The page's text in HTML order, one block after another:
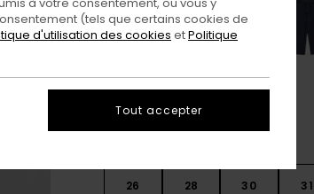
26 28 30 31
(tels que certains cookies de
d'utilisation des cookies etPolitique
Tout accepter